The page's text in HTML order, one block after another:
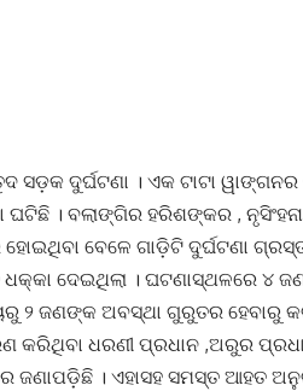
ସଡ଼କ ଦୁର୍ଘଟଣା । ଏକ ଟାଟା ୱାଙ୍ଗନର
। ବଲାଙ୍ଗିର ହରିଶଙ୍କର ,
ବେଳେ ଗାଡ଼ିଟି ଦୁର୍ଘଟଣା
ଦେଇଥିଲା । ଘଟଣାସ୍ଥଳରେ ୪
୨ ଜଣଙ୍କ ଅବସ୍ଥା ଗୁରୁତର ହେବାରୁ
କରିଥିବା ଧରଣୀ ପ୍ରଧାନ ,ଅରୁର
ଜଣାପଡ଼ିଛି । ଏହାସହ ସମସ୍ତ ଆହତ